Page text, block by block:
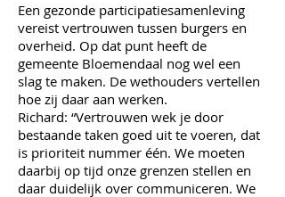
Een gezonde participatiesamenleving
vereist vertrouwen tussen burgers en
overheid. Op dat punt heeft de
gemeente Bloemendaal nog wel een
slag te maken. De wethouders vertellen
hoe zij daar aan werken.
Richard: “Vertrouwen wek je door
bestaande taken goed uit te voeren, dat
is prioriteit nummer één. We moeten
daarbij op tijd onze grenzen stellen en
daar duidelijk over communiceren. We